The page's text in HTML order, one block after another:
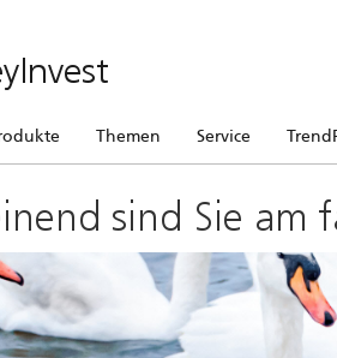
Themen Service
sind Sie am